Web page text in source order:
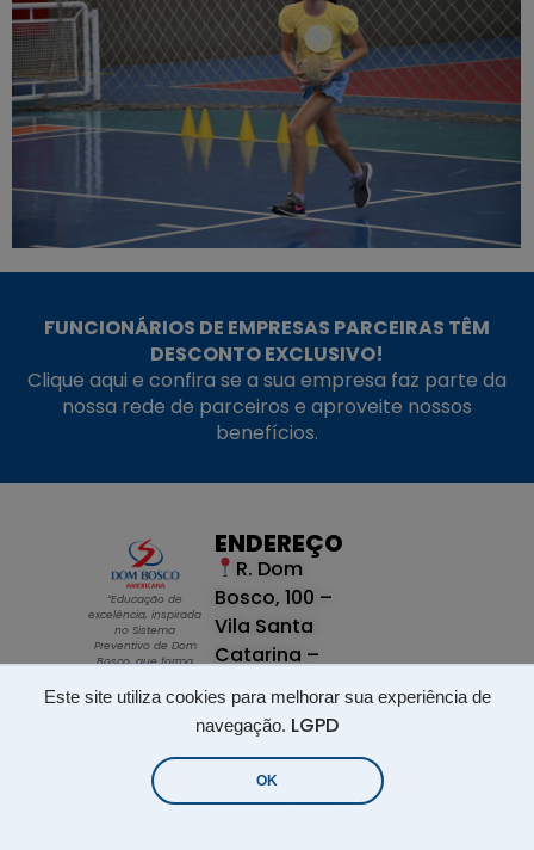
Este site utiliza cookies para melhorar sua experiência de
navegação. LGPD
OK
FUNCIONÁRIOS DE EMPRESAS PARCEIRAS TÊM
DESCONTO EXCLUSIVO!
Clique aqui e confira se a sua empresa faz parte da
nossa rede de parceiros e aproveite nossos
benefícios.
“Educação de
excelência, inspirada
no Sistema
Preventivo de Dom
Bosco, que forma
solidários e
comprometidos com
justa e fraterna.”
ENDEREÇO
R. Dom
Bosco, 100 –
Vila Santa
Catarina –
Americana
– SP
CEP: 13466-
ENTRE EM